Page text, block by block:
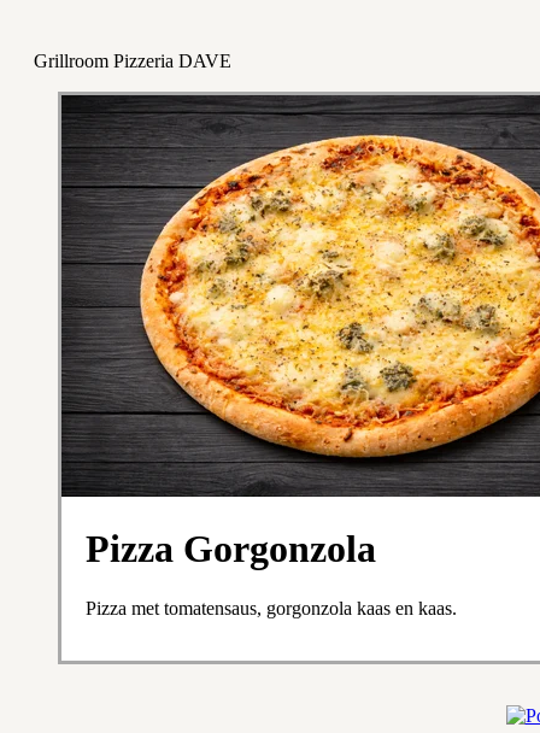
Grillroom Pizzeria DAVE
Pizza Gorgonzola
Pizza met tomatensaus, gorgonzola kaas en kaas.